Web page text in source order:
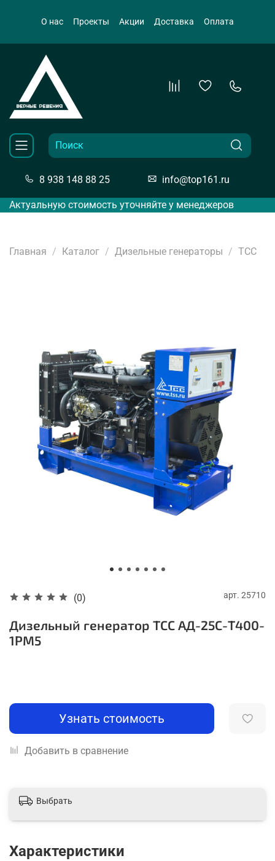
О нас Проекты Акции Доставка Оплата
8 938 148 88 25 info@top161.ru
Актуальную стоимость уточняйте у менеджеров
Главная Каталог Дизельные генераторы ТСС
(0) арт. 25710
Дизельный генератор ТСС АД-25С-Т400-
1РМ5
Узнать стоимость
Добавить в сравнение
Выбрать
Характеристики